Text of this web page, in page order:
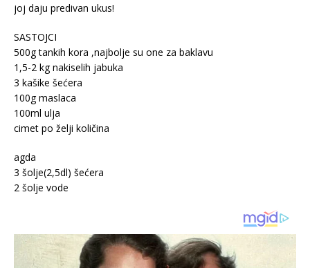
joj daju predivan ukus!
SASTOJCI
500g tankih kora ,najbolje su one za baklavu
1,5-2 kg nakiselih jabuka
3 kašike šećera
100g maslaca
100ml ulja
cimet po želji količina
agda
3 šolje(2,5dl) šećera
2 šolje vode